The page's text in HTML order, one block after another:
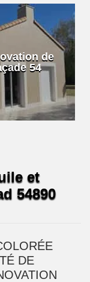
de
54
et
54890
DE